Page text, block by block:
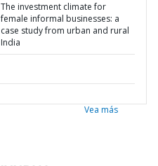
The investment climate for
female informal businesses: a
case study from urban and rural
India
Vea más